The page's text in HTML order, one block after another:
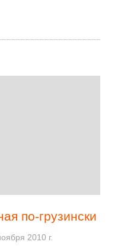
по-грузински
2010 г.